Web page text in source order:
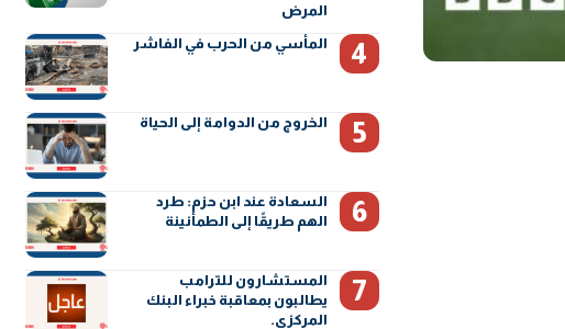
المرض
المأسي من الحرب في الفاشر
الخروج من الدوامة إلى الحياة
السعادة عند ابن حزم: طرد
الهم طريقًا إلى الطمأنينة
المستشارون للترامب
يطالبون بمعاقبة خبراء البنك
المركزي.